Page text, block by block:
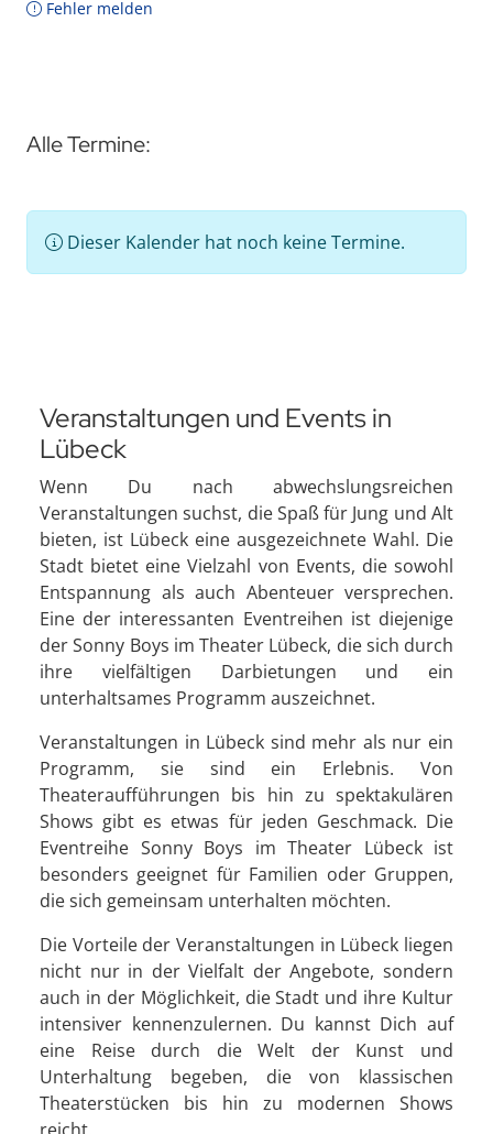
Fehler melden
Alle Termine:
Dieser Kalender hat noch keine Termine.
Veranstaltungen und Events in
Lübeck
Wenn Du nach abwechslungsreichen
Veranstaltungen suchst, die Spaß für Jung und Alt
bieten, ist Lübeck eine ausgezeichnete Wahl. Die
Stadt bietet eine Vielzahl von Events, die sowohl
Entspannung als auch Abenteuer versprechen.
Eine der interessanten Eventreihen ist diejenige
der Sonny Boys im Theater Lübeck, die sich durch
ihre vielfältigen Darbietungen und ein
unterhaltsames Programm auszeichnet.
Veranstaltungen in Lübeck sind mehr als nur ein
Programm, sie sind ein Erlebnis. Von
Theateraufführungen bis hin zu spektakulären
Shows gibt es etwas für jeden Geschmack. Die
Eventreihe Sonny Boys im Theater Lübeck ist
besonders geeignet für Familien oder Gruppen,
die sich gemeinsam unterhalten möchten.
Die Vorteile der Veranstaltungen in Lübeck liegen
nicht nur in der Vielfalt der Angebote, sondern
auch in der Möglichkeit, die Stadt und ihre Kultur
intensiver kennenzulernen. Du kannst Dich auf
eine Reise durch die Welt der Kunst und
Unterhaltung begeben, die von klassischen
Theaterstücken bis hin zu modernen Shows